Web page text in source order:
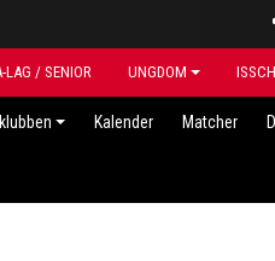
LAG / SENIOR UNGDOM
Kalender Matcher